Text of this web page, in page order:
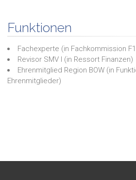
Funktionen
Fachexperte (in Fachkommission
Revisor SMV I (in Ressort Finanzen)
Ehrenmitglied Region BOW (in
Ehrenmitglieder)